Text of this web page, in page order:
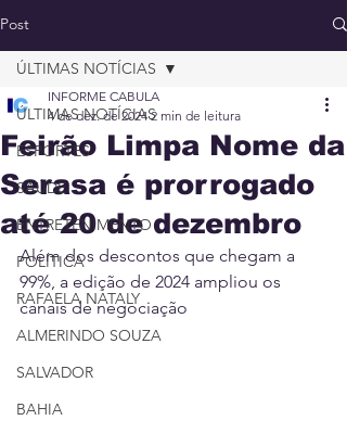
Post
ÚLTIMAS NOTÍCIAS
ESPORTES
SAÚDE
ENTRETENIMENTO
POLÍTICA
RAFAELA NATALY
ALMERINDO SOUZA
SALVADOR
BAHIA
ÚLTIMAS NOTÍCIAS
Feirão Limpa Nome da
Serasa é prorrogado
até 20 de dezembro
INFORME CABULA
4 de dez. de 2024 2 min de leitura
Além dos descontos que chegam a
99%, a edição de 2024 ampliou os
canais de negociação